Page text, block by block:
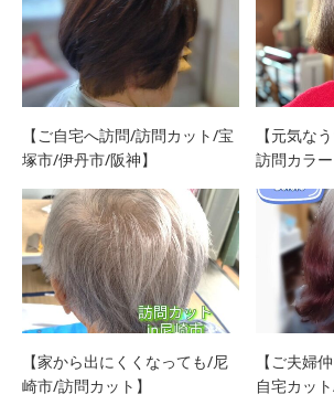
【ご自宅へ訪問/訪問カット/宝
塚市/伊丹市/阪神】
【元気な
訪問カラー
【家から出にくくなっても/尼
崎市/訪問カット】
【ご夫婦
自宅カッ